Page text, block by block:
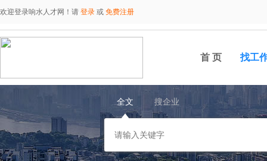
欢迎登录响水人才网！请 登录 或 免费注册
首 页 找工
全文 搜企业